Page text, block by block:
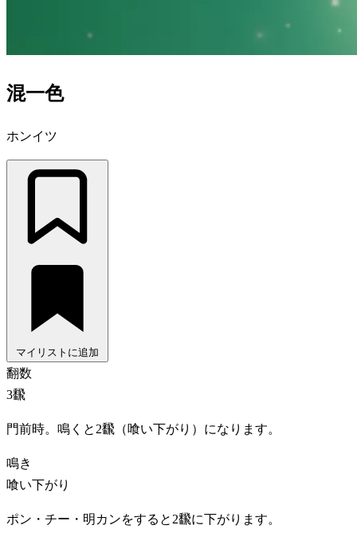
混一色
ホンイツ
マイリストに追加
翻数
3飜
門前時。鳴くと2飜（喰い下がり）になります。
鳴き
喰い下がり
ポン・チー・明カンをすると2飜に下がります。